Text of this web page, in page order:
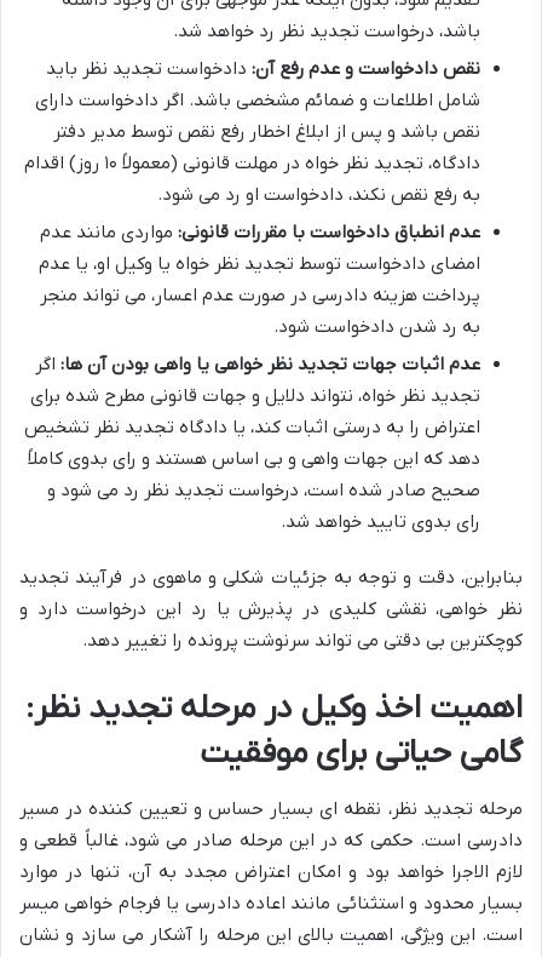
باشد، درخواست تجدید نظر رد خواهد شد.
نقص دادخواست و عدم رفع آن: دادخواست تجدید نظر باید
شامل اطلاعات و ضمائم مشخصی باشد. اگر دادخواست دارای
نقص باشد و پس از ابلاغ اخطار رفع نقص توسط مدیر دفتر
دادگاه، تجدید نظر خواه در مهلت قانونی (معمولاً ۱۰ روز) اقدام
به رفع نقص نکند، دادخواست او رد می شود.
عدم انطباق دادخواست با مقررات قانونی: مواردی مانند عدم
امضای دادخواست توسط تجدید نظر خواه یا وکیل او، یا عدم
پرداخت هزینه دادرسی در صورت عدم اعسار، می تواند منجر
به رد شدن دادخواست شود.
عدم اثبات جهات تجدید نظر خواهی یا واهی بودن آن ها: اگر
تجدید نظر خواه، نتواند دلایل و جهات قانونی مطرح شده برای
اعتراض را به درستی اثبات کند، یا دادگاه تجدید نظر تشخیص
دهد که این جهات واهی و بی اساس هستند و رای بدوی کاملاً
صحیح صادر شده است، درخواست تجدید نظر رد می شود و
رای بدوی تایید خواهد شد.
بنابراین، دقت و توجه به جزئیات شکلی و ماهوی در فرآیند تجدید
نظر خواهی، نقشی کلیدی در پذیرش یا رد این درخواست دارد و
کوچکترین بی دقتی می تواند سرنوشت پرونده را تغییر دهد.
اهمیت اخذ وکیل در مرحله تجدید نظر:
گامی حیاتی برای موفقیت
مرحله تجدید نظر، نقطه ای بسیار حساس و تعیین کننده در مسیر
دادرسی است. حکمی که در این مرحله صادر می شود، غالباً قطعی و
لازم الاجرا خواهد بود و امکان اعتراض مجدد به آن، تنها در موارد
بسیار محدود و استثنائی مانند اعاده دادرسی یا فرجام خواهی میسر
است. این ویژگی، اهمیت بالای این مرحله را آشکار می سازد و نشان